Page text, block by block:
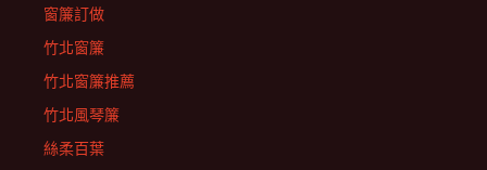
窗簾訂做
竹北窗簾
竹北窗簾推薦
竹北風琴簾
絲柔百葉